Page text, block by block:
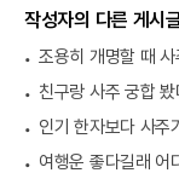
작성자의 다른 게시
조용히 개명할 때
친구랑 사주 궁합
인기 한자보다 사주
여행운 좋다길래 어